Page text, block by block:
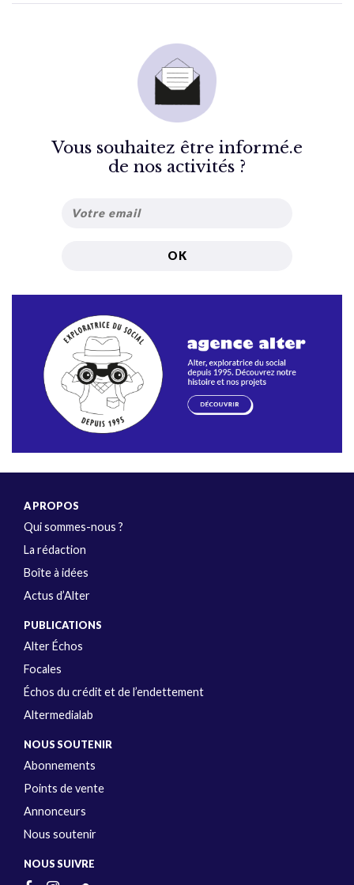
Vous souhaitez être informé.e
de nos activités ?
A PROPOS
Qui sommes-nous ?
La rédaction
Boîte à idées
Actus d’Alter
PUBLICATIONS
Alter Échos
Focales
Échos du crédit et de l’endettement
Altermedialab
NOUS SOUTENIR
Abonnements
Points de vente
Annonceurs
Nous soutenir
NOUS SUIVRE